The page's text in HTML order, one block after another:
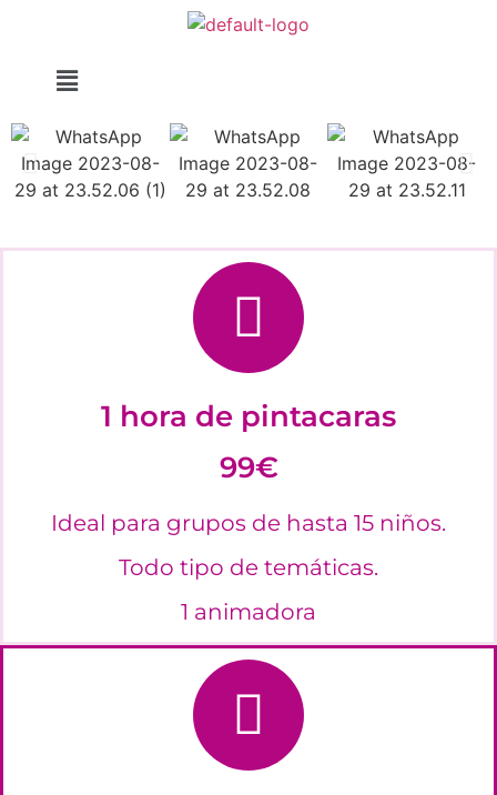
1 hora de pintacaras
99€
Ideal para grupos de hasta 15 niños.
Todo tipo de temáticas.
1 animadora